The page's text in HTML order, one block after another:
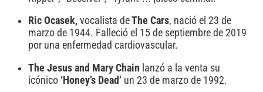
Ric Ocasek, vocalista deThe Cars, nació el 23 de
marzo de 1944. Falleció el 15 de septiembre de 2019
por una enfermedad cardiovascular.
The Jesus and Mary Chain lanzó a la venta su
icónico ‘Honey’s Dead’ un 23 de marzo de 1992.